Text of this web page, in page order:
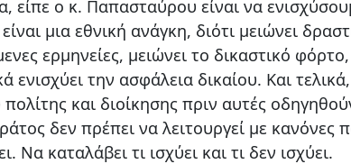
είπε ο κ. Παπασταύρου είναι να
μια εθνική ανάγκη, διότι μειώνει
ερμηνείες, μειώνει το δικαστικό φόρτο,
ενισχύει την ασφάλεια δικαίου. Και
και διοίκησης πριν αυτές
δεν πρέπει να λειτουργεί με κανόνες
Να καταλάβει τι ισχύει και τι δεν ισχύει.